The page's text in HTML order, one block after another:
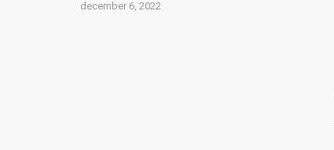
december 6, 2022